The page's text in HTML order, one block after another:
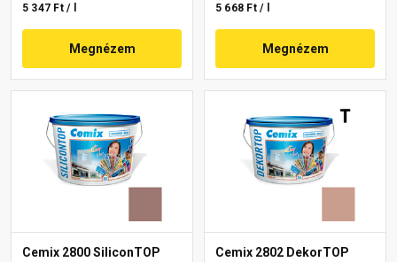
5 347 Ft / l
Megnézem
5 668 Ft / l
Megnézem
Cemix 2800 SiliconTOP
Cemix 2802 DekorTOP